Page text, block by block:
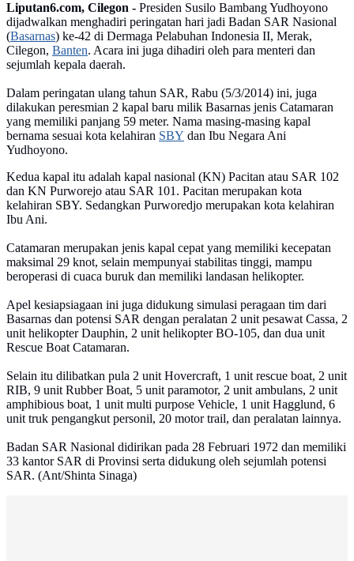
Liputan6.com, Cilegon - Presiden Susilo Bambang Yudhoyono
dijadwalkan menghadiri peringatan hari jadi Badan SAR Nasional
(Basarnas) ke-42 di Dermaga Pelabuhan Indonesia II, Merak,
Cilegon, Banten. Acara ini juga dihadiri oleh para menteri dan
sejumlah kepala daerah.
Dalam peringatan ulang tahun SAR, Rabu (5/3/2014) ini, juga
dilakukan peresmian 2 kapal baru milik Basarnas jenis Catamaran
yang memiliki panjang 59 meter. Nama masing-masing kapal
bernama sesuai kota kelahiran SBY dan Ibu Negara Ani
Yudhoyono.
Kedua kapal itu adalah kapal nasional (KN) Pacitan atau SAR 102
dan KN Purworejo atau SAR 101. Pacitan merupakan kota
kelahiran SBY. Sedangkan Purworedjo merupakan kota kelahiran
Ibu Ani.
Catamaran merupakan jenis kapal cepat yang memiliki kecepatan
maksimal 29 knot, selain mempunyai stabilitas tinggi, mampu
beroperasi di cuaca buruk dan memiliki landasan helikopter.
Apel kesiapsiagaan ini juga didukung simulasi peragaan tim dari
Basarnas dan potensi SAR dengan peralatan 2 unit pesawat Cassa, 2
unit helikopter Dauphin, 2 unit helikopter BO-105, dan dua unit
Rescue Boat Catamaran.
Selain itu dilibatkan pula 2 unit Hovercraft, 1 unit rescue boat, 2 unit
RIB, 9 unit Rubber Boat, 5 unit paramotor, 2 unit ambulans, 2 unit
amphibious boat, 1 unit multi purpose Vehicle, 1 unit Hagglund, 6
unit truk pengangkut personil, 20 motor trail, dan peralatan lainnya.
Badan SAR Nasional didirikan pada 28 Februari 1972 dan memiliki
33 kantor SAR di Provinsi serta didukung oleh sejumlah potensi
SAR. (Ant/Shinta Sinaga)